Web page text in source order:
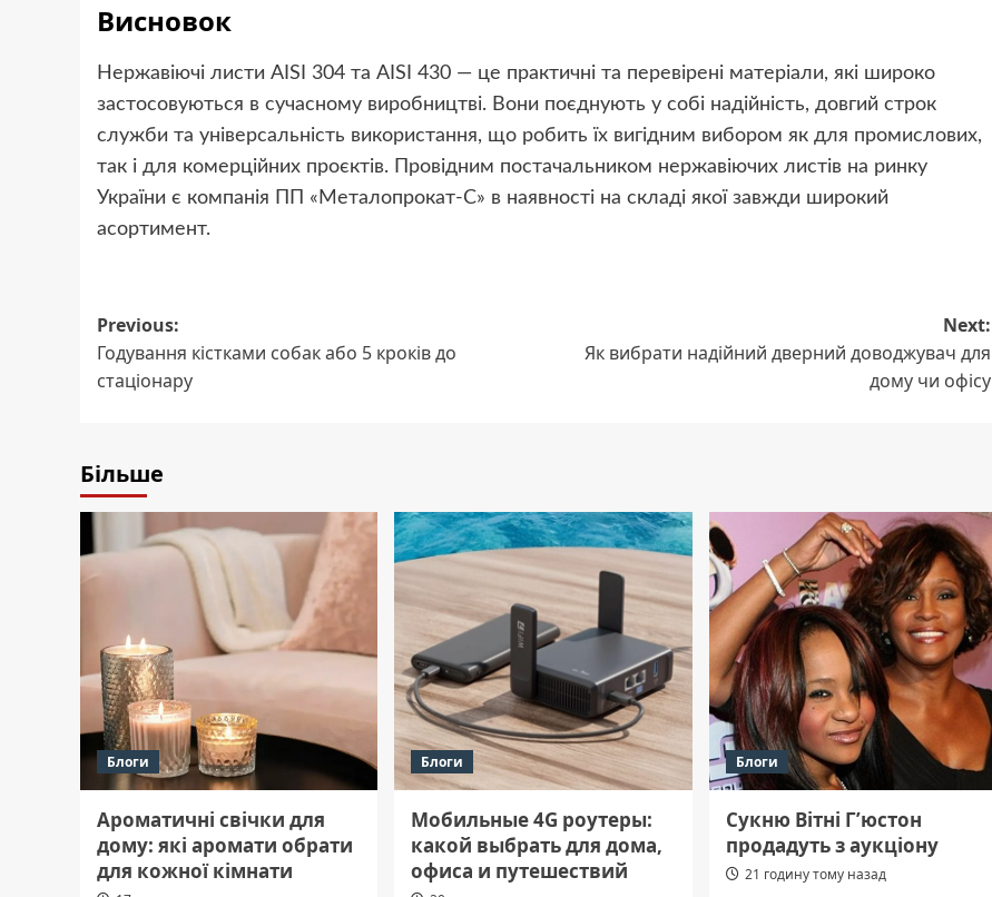
Висновок
Нержавіючі листи AISI 304 та AISI 430 — це практичні та перевірені матеріали, які широко
застосовуються в сучасному виробництві. Вони поєднують у собі надійність, довгий строк
служби та універсальність використання, що робить їх вигідним вибором як для промислових,
так і для комерційних проєктів. Провідним постачальником нержавіючих листів на ринку
України є компанія ПП «Металопрокат-С» в наявності на складі якої завжди широкий
асортимент.
Post
navigation
Previous:
Годування кістками собак або 5 кроків до
стаціонару
Next:
Як вибрати надійний дверний доводжувач для
дому чи офісу
Більше
Блоги
Ароматичні свічки для
дому: які аромати обрати
для кожної кімнати
Блоги
Мобильные 4G роутеры:
какой выбрать для дома,
офиса и путешествий
Блоги
Сукню Вітні Г’юстон
продадуть з аукціону
21 годину тому назад